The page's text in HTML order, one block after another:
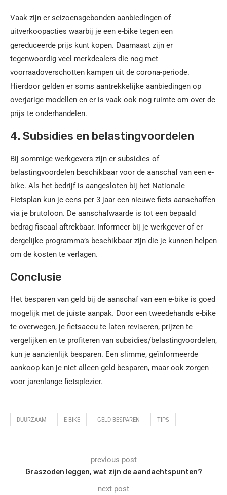
Vaak zijn er seizoensgebonden aanbiedingen of
uitverkoopacties waarbij je een e-bike tegen een
gereduceerde prijs kunt kopen. Daarnaast zijn er
tegenwoordig veel merkdealers die nog met
voorraadoverschotten kampen uit de corona-periode.
Hierdoor gelden er soms aantrekkelijke aanbiedingen op
overjarige modellen en er is vaak ook nog ruimte om over de
prijs te onderhandelen.
4. Subsidies en belastingvoordelen
Bij sommige werkgevers zijn er subsidies of
belastingvoordelen beschikbaar voor de aanschaf van een e-
bike. Als het bedrijf is aangesloten bij het Nationale
Fietsplan kun je eens per 3 jaar een nieuwe fiets aanschaffen
via je brutoloon. De aanschafwaarde is tot een bepaald
bedrag fiscaal aftrekbaar. Informeer bij je werkgever of er
dergelijke programma’s beschikbaar zijn die je kunnen helpen
om de kosten te verlagen.
Conclusie
Het besparen van geld bij de aanschaf van een e-bike is goed
mogelijk met de juiste aanpak. Door een tweedehands e-bike
te overwegen, je fietsaccu te laten reviseren, prijzen te
vergelijken en te profiteren van subsidies/belastingvoordelen,
kun je aanzienlijk besparen. Een slimme, geïnformeerde
aankoop kan je niet alleen geld besparen, maar ook zorgen
voor jarenlange fietsplezier.
DUURZAAM E-BIKE GELD BESPAREN TIPS
previous post
Graszoden leggen, wat zijn de aandachtspunten?
next post